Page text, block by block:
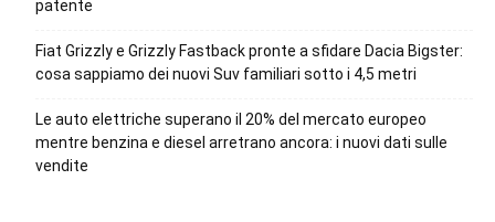
patente
Fiat Grizzly e Grizzly Fastback pronte a sfidare Dacia Bigster:
cosa sappiamo dei nuovi Suv familiari sotto i 4,5 metri
Le auto elettriche superano il 20% del mercato europeo
mentre benzina e diesel arretrano ancora: i nuovi dati sulle
vendite